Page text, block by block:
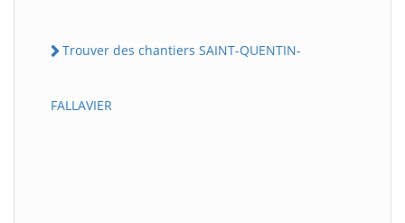
Trouver des chantiers SAINT-QUENTIN-
FALLAVIER